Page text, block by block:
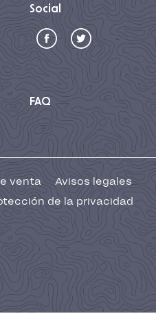
Social
FAQ
venta
Avisos legales
de la privacidad